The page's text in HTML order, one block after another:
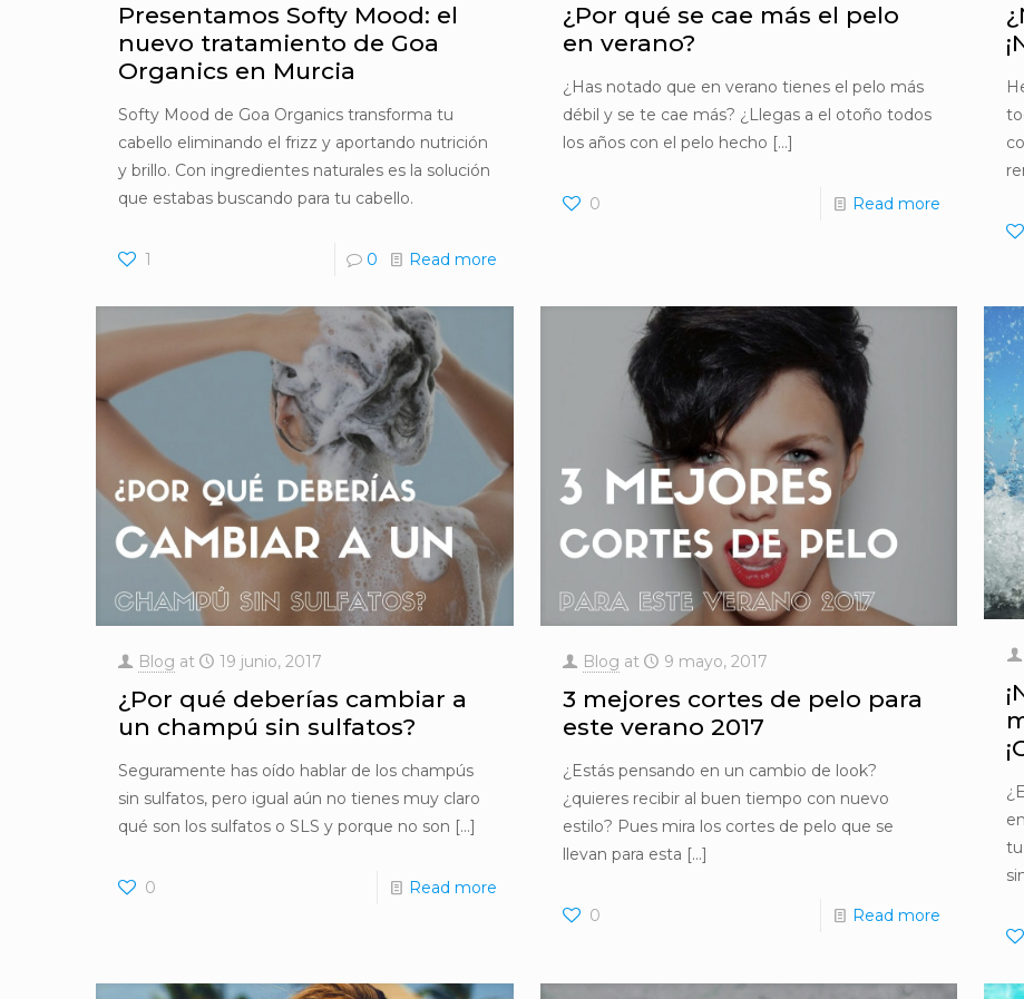
Presentamos Softy Mood: el
nuevo tratamiento de Goa
Organics en Murcia
Softy Mood de Goa Organics transforma tu
cabello eliminando el frizz y aportando nutrición
y brillo. Con ingredientes naturales es la solución
que estabas buscando para tu cabello.
1 0 Read more
¿Por qué se cae más el pelo
en verano?
¿Has notado que en verano tienes el pelo más
débil y se te cae más? ¿Llegas a el otoño todos
los años con el pelo hecho […]
0 Read more
Blog at 19 junio, 2017
¿Por qué deberías cambiar a
un champú sin sulfatos?
Seguramente has oído hablar de los champús
sin sulfatos, pero igual aún no tienes muy claro
qué son los sulfatos o SLS y porque no son […]
0 Read more
Blog at 9 mayo, 2017
3 mejores cortes de pelo para
este verano 2017
¿Estás pensando en un cambio de look?
¿quieres recibir al buen tiempo con nuevo
estilo? Pues mira los cortes de pelo que se
llevan para esta […]
0 Read more